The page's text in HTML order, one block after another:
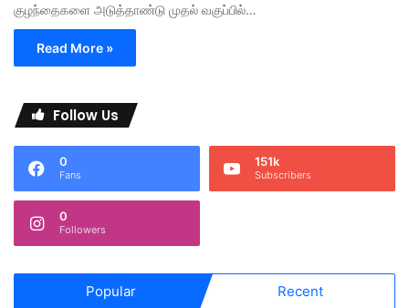
குழந்தைகளை அடுத்தாண்டு முதல் வகுப்பில்…
Read More »
Follow Us
0
Fans
151k
Subscribers
0
Followers
Popular Recent